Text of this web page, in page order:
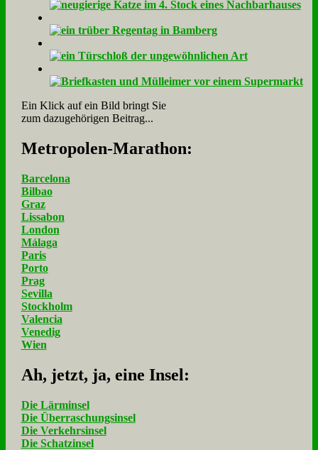
Ein Klick auf ein Bild bringt Sie
zum dazugehörigen Beitrag...
Me­tro­po­len-Ma­ra­thon:
Barcelona
Bilbao
Graz
Lissabon
London
Málaga
Paris
Porto
Prag
Sevilla
Stockholm
Valencia
Venedig
Wien
Ah, jetzt, ja, ei­ne In­sel:
Die Lärminsel
Die Überraschungsinsel
Die Verkehrsinsel
Die Schatzinsel